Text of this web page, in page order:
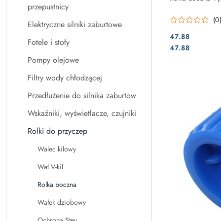
przepustnicy
Elektryczne silniki zaburtowe
Fotele i stoły
Pompy olejowe
Filtry wody chłodzącej
Przedłużenie do silnika zaburtow
Wskaźniki, wyświetlacze, czujniki
Rolki do przyczep
Walec kilowy
Wał V-kil
Rolka boczna
Wałek dziobowy
(0)
Cena:
47.88
Cena:
47.88